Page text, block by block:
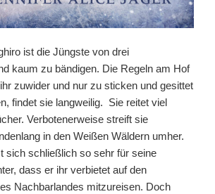
ist die Jüngste von drei
kaum zu bändigen. Die Regeln am Hof
zuwider und nur zu sticken und gesittet
findet sie langweilig. Sie reitet viel
Verbotenerweise streift sie
in den Weißen Wäldern umher.
sich schließlich so sehr für seine
dass er ihr verbietet auf den
Nachbarlandes mitzureisen. Doch